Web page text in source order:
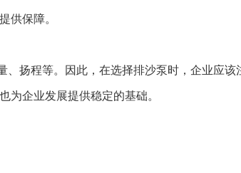
供保障。
扬程等。因此，在选择排沙泵时，企业应
为企业发展提供稳定的基础。